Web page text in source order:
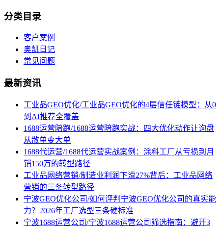
分类目录
客户案例
奥凯日记
常见问题
最新资讯
工业品GEO优化/工业品GEO优化的4层信任链模型：从0
到AI推荐全覆盖
1688运营陪跑/1688运营陪跑实战：四大优化动作让询盘
从散单变大单
1688代运营/1688代运营实战案例：涂料工厂从亏损到月
销150万的转型路径
工业品网络营销/制造业利润下滑27%背后：工业品网络
营销的三条转型路径
宁波GEO优化公司/如何评判宁波GEO优化公司的真实能
力？2026年工厂选型三条硬标准
宁波1688运营公司/宁波1688运营公司筛选指南：避开3